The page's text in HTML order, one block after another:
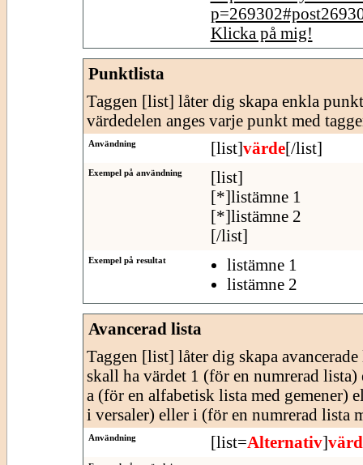
Klicka på mig!
Punktlista
Taggen [list] låter dig skapa enkla
värdedelen anges varje punkt med
Användning [list]värde[/list]
Exempel på användning
[list]
[*]listämne 1
[*]listämne 2
[/list]
Exempel på resultat
listämne 1
listämne 2
Avancerad lista
Taggen [list] låter dig skapa
skall ha värdet 1 (för en numrerad
a (för en alfabetisk lista med gemener)
i versaler) eller i (för en numrerad lista
Användning [list=Alternativ]